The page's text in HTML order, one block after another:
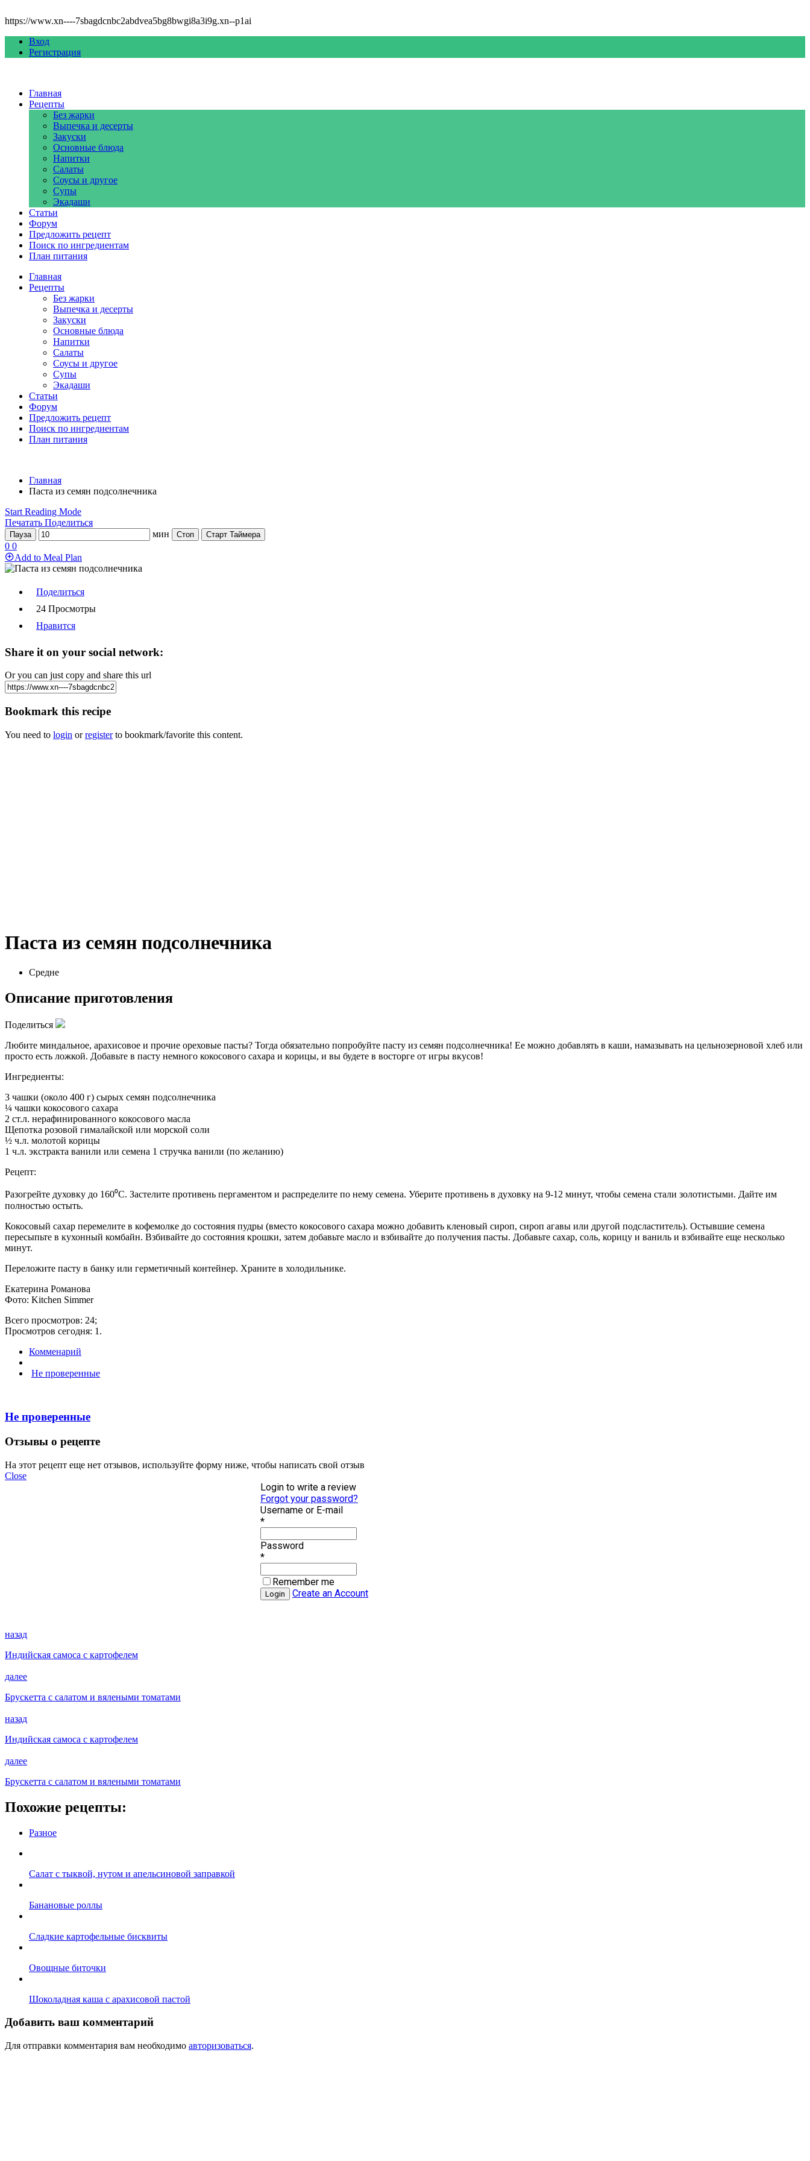
https://www.xn----7sbagdcnbc2abdvea5bg8bwgi8a3i9g.xn--p1ai
Вход
Регистрация
Главная
Рецепты
Без жарки
Выпечка и десерты
Закуски
Основные блюда
Напитки
Салаты
Соусы и другое
Супы
Экадаши
Статьи
Форум
Предложить рецепт
Поиск по ингредиентам
План питания
Главная
Рецепты
Без жарки
Выпечка и десерты
Закуски
Основные блюда
Напитки
Салаты
Соусы и другое
Супы
Экадаши
Статьи
Форум
Предложить рецепт
Поиск по ингредиентам
План питания
Главная
Паста из семян подсолнечника
Start Reading Mode
Печатать Поделиться
Пауза мин Стоп Старт Таймера
0 0
Add to Meal Plan
Поделиться
24 Просмотры
Нравится
Share it on your social network:
Or you can just copy and share this url
Bookmark this recipe
You need to login orregisterto bookmark/favorite this content.
Паста из семян подсолнечника
Средне
Описание приготовления
Поделиться
Любите миндальное, арахисовое и прочие ореховые пасты? Тогда обязательно попробуйте пасту из семян подсолнечника! Ее можно добавлять в каши, намазывать на цельнозерновой хлеб или
просто есть ложкой. Добавьте в пасту немного кокосового сахара и корицы, и вы будете в восторге от игры вкусов!
Ингредиенты:
3 чашки (около 400 г) сырых семян подсолнечника
¼ чашки кокосового сахара
2 ст.л. нерафинированного кокосового масла
Щепотка розовой гималайской или морской соли
½ ч.л. молотой корицы
1 ч.л. экстракта ванили или семена 1 стручка ванили (по желанию)
Рецепт:
Разогрейте духовку до 160⁰С. Застелите противень пергаментом и распределите по нему семена. Уберите противень в духовку на 9-12 минут, чтобы семена стали золотистыми. Дайте им
полностью остыть.
Кокосовый сахар перемелите в кофемолке до состояния пудры (вместо кокосового сахара можно добавить кленовый сироп, сироп агавы или другой подсластитель). Остывшие семена
пересыпьте в кухонный комбайн. Взбивайте до состояния крошки, затем добавьте масло и взбивайте до получения пасты. Добавьте сахар, соль, корицу и ваниль и взбивайте еще несколько
минут.
Переложите пасту в банку или герметичный контейнер. Храните в холодильнике.
Екатерина Романова
Фото: Kitchen Simmer
Всего просмотров: 24;
Просмотров сегодня: 1.
Комменарий
Не проверенные
Не проверенные
Отзывы о рецепте
На этот рецепт еще нет отзывов, используйте форму ниже, чтобы написать свой отзыв
Close
Login to write a review
Forgot your password?
Username or E-mail
*
Password
*
Remember me
Create an Account
назад
Индийская самоса с картофелем
далее
Брускетта с салатом и вялеными томатами
назад
Индийская самоса с картофелем
далее
Брускетта с салатом и вялеными томатами
Похожие рецепты:
Разное
Салат с тыквой, нутом и апельсиновой заправкой
Банановые роллы
Сладкие картофельные бисквиты
Овощные биточки
Шоколадная каша с арахисовой пастой
Добавить ваш комментарий
Для отправки комментария вам необходимо авторизоваться.